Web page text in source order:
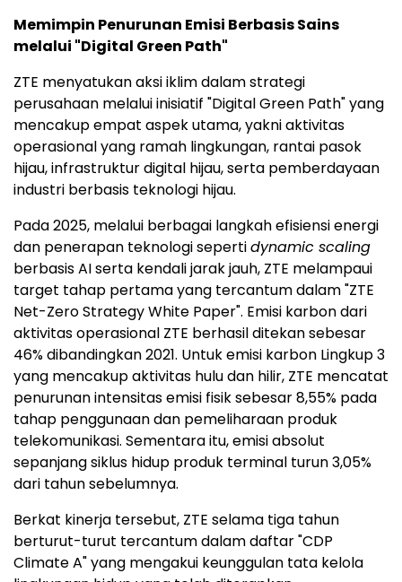
Memimpin Penurunan Emisi Berbasis Sains
melalui "Digital Green Path"
ZTE menyatukan aksi iklim dalam strategi
perusahaan melalui inisiatif "Digital Green Path" yang
mencakup empat aspek utama, yakni aktivitas
operasional yang ramah lingkungan, rantai pasok
hijau, infrastruktur digital hijau, serta pemberdayaan
industri berbasis teknologi hijau.
Pada 2025, melalui berbagai langkah efisiensi energi
dan penerapan teknologi sepertidynamic scaling
berbasis AI serta kendali jarak jauh, ZTE melampaui
target tahap pertama yang tercantum dalam "ZTE
Net-Zero Strategy White Paper". Emisi karbon dari
aktivitas operasional ZTE berhasil ditekan sebesar
46% dibandingkan 2021. Untuk emisi karbon Lingkup 3
yang mencakup aktivitas hulu dan hilir, ZTE mencatat
penurunan intensitas emisi fisik sebesar 8,55% pada
tahap penggunaan dan pemeliharaan produk
telekomunikasi. Sementara itu, emisi absolut
sepanjang siklus hidup produk terminal turun 3,05%
dari tahun sebelumnya.
Berkat kinerja tersebut, ZTE selama tiga tahun
berturut-turut tercantum dalam daftar "CDP
Climate A" yang mengakui keunggulan tata kelola